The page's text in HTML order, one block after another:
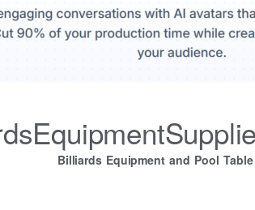
Billiards Equipment and Pool